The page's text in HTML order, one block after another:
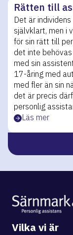
Rätten till
Det är
självklart, men i
för sin rätt till
det inte
med sin
17-åring med
med fler än sin
det är precis
personlig
Läs mer
Vilka vi är